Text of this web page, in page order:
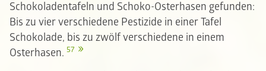
Schokoladentafeln und Schoko-Osterhasen gefunden:
Bis zu vier verschiedene Pestizide in einer Tafel
Schokolade, bis zu zwölf verschiedene in einem
Osterhasen. 57